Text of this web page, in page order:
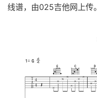
线谱，由025吉他网上传。